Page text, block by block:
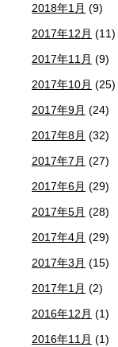
2018年1月 (9)
2017年12月 (11)
2017年11月 (9)
2017年10月 (25)
2017年9月 (24)
2017年8月 (32)
2017年7月 (27)
2017年6月 (29)
2017年5月 (28)
2017年4月 (29)
2017年3月 (15)
2017年1月 (2)
2016年12月 (1)
2016年11月 (1)